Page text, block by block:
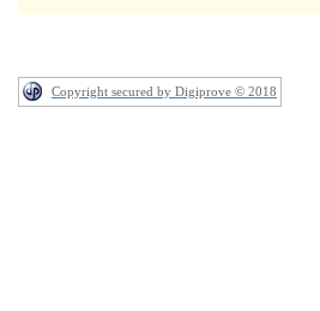
Copyright secured by Digiprove © 2018